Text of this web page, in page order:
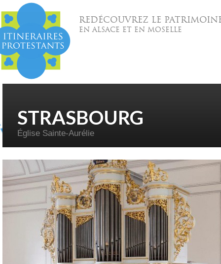
REDÉCOUVREZ LE
EN ALSACE ET EN MOSELLE
STRASBOURG
Église Sainte-Aurélie